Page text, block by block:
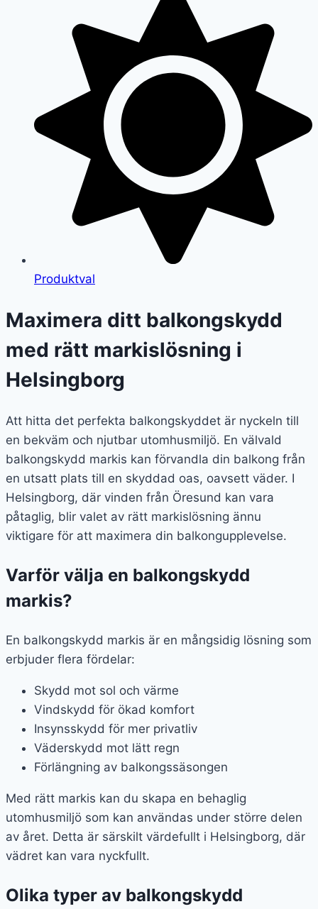
Produktval
Maximera ditt balkongskydd
med rätt markislösning i
Helsingborg
Att hitta det perfekta balkongskyddet är nyckeln till
en bekväm och njutbar utomhusmiljö. En välvald
balkongskydd markis kan förvandla din balkong från
en utsatt plats till en skyddad oas, oavsett väder. I
Helsingborg, där vinden från Öresund kan vara
påtaglig, blir valet av rätt markislösning ännu
viktigare för att maximera din balkongupplevelse.
Varför välja en balkongskydd
markis?
En balkongskydd markis är en mångsidig lösning som
erbjuder flera fördelar:
Skydd mot sol och värme
Vindskydd för ökad komfort
Insynsskydd för mer privatliv
Väderskydd mot lätt regn
Förlängning av balkongssäsongen
Med rätt markis kan du skapa en behaglig
utomhusmiljö som kan användas under större delen
av året. Detta är särskilt värdefullt i Helsingborg, där
vädret kan vara nyckfullt.
Olika typer av balkongskydd